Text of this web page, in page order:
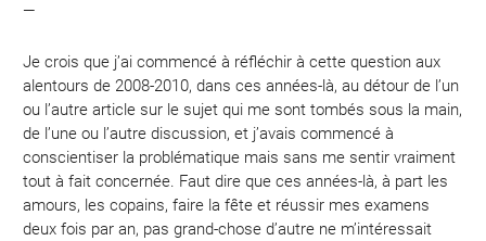
—
Je crois que j’ai commencé à réfléchir à cette question aux
alentours de 2008-2010, dans ces années-là, au détour de l’un
ou l’autre article sur le sujet qui me sont tombés sous la main,
de l’une ou l’autre discussion, et j’avais commencé à
conscientiser la problématique mais sans me sentir vraiment
tout à fait concernée. Faut dire que ces années-là, à part les
amours, les copains, faire la fête et réussir mes examens
deux fois par an, pas grand-chose d’autre ne m’intéressait